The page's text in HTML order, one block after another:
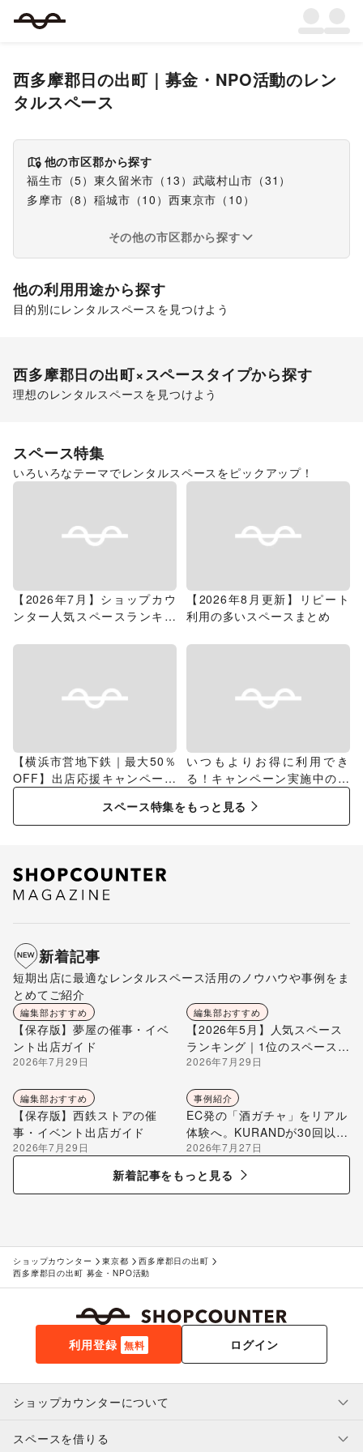
西多摩郡日の出町｜ 募金・NPO活動のレン
タルスペース
他の市区郡から探す
福生市 （5）東久留米市 （ 13 ） 武蔵村山市 （31 ）
多摩市 （8 ）稲城市 （10 ） 西東京市 （ 10 ）
その他の市区郡から探す
他の利用用途から探す
目的別にレンタルスペースを見つけよう
西多摩郡日の出町×スペースタイプから探す
理想のレンタルスペースを見つけよう
スペース特集
いろいろなテーマでレンタルスペースをピックアップ！
【2026年7月】ショップカウ
ンター人気スペースランキン
【2026年8月更新】リピート
利用の多いスペースまとめ
【横浜市営地下鉄｜最大50％
OFF】出店応援キャンペーン
特集
いつもよりお得に利用でき
る！キャンペーン実施中のス
スペース特集をもっと見る
新着記事
短期出店に最適なレンタルスペース活用のノウハウや事例をま
とめてご紹介
編集部おすすめ
【保存版】夢屋の催事・イベ
ント出店ガイド
2026年7月29日
編集部おすすめ
【2026年5月】人気スペース
ランキング｜1位のスペースを
編集部が解説
2026年7月29日
編集部おすすめ
【保存版】西鉄ストアの催
事・イベント出店ガイド
2026年7月29日
事例紹介
EC発の「酒ガチャ」をリアル
体験へ。KURANDが30回以上
のポップアップ出店で届け
る“新しいお酒との出会い”
2026年7月27日
新着記事をもっと見る
ショップカウンター 東京都
西多摩郡日の出町
西多摩郡日の出町 募金・NPO活動
利用登録 無料 ログイン
ショップカウンターについて
利用規約・ガイドライン
スペースを借りる